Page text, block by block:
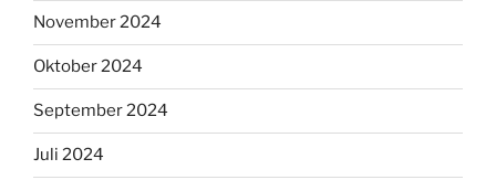
November 2024
Oktober 2024
September 2024
Juli 2024